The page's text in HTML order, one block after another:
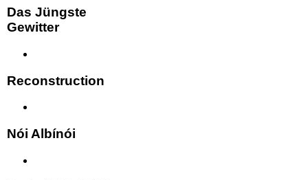
Das Jüngste
Gewitter
Reconstruction
Nói Albínói